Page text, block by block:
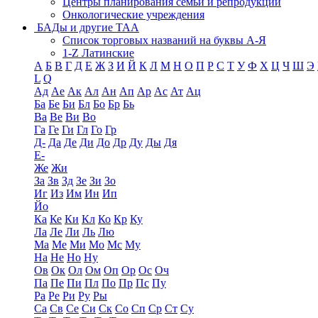
Онкологические учреждения
БАДы и другие ТАА
Список торговых названий на буквы А-Я
1-Z Латинские
А Б В Г Д Е Ж З И Й К Л М Н О П Р С Т У Ф Х Ц Ч Ш Э
L Q
Ад Ае Ак Ал Ан Ап Ар Ас Ат Ац
Ба Бе Би Бл Бо Бр Бь
Ва Ве Ви Во
Га Ге Ги Гл Го Гр
Д- Да Де Ди До Др Ду Ды Дя
Е-
Же Жи
За Зв Зд Зе Зи Зо
Иг Из Им Ин Ип
Йо
Ка Ке Ки Кл Ко Кр Ку
Ла Ле Ли Ль Лю
Ма Ме Ми Мо Мс Му
На Не Но Ну
Ов Ок Ол Ом Оп Ор Ос Оч
Па Пе Пи Пл По Пр Пс Пу
Ра Ре Ри Ру Ры
Са Св Се Си Ск Со Сп Ср Ст Су